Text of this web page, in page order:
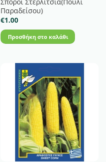
Παραδείσου)
€1.00
Προσθήκη στο καλάθι